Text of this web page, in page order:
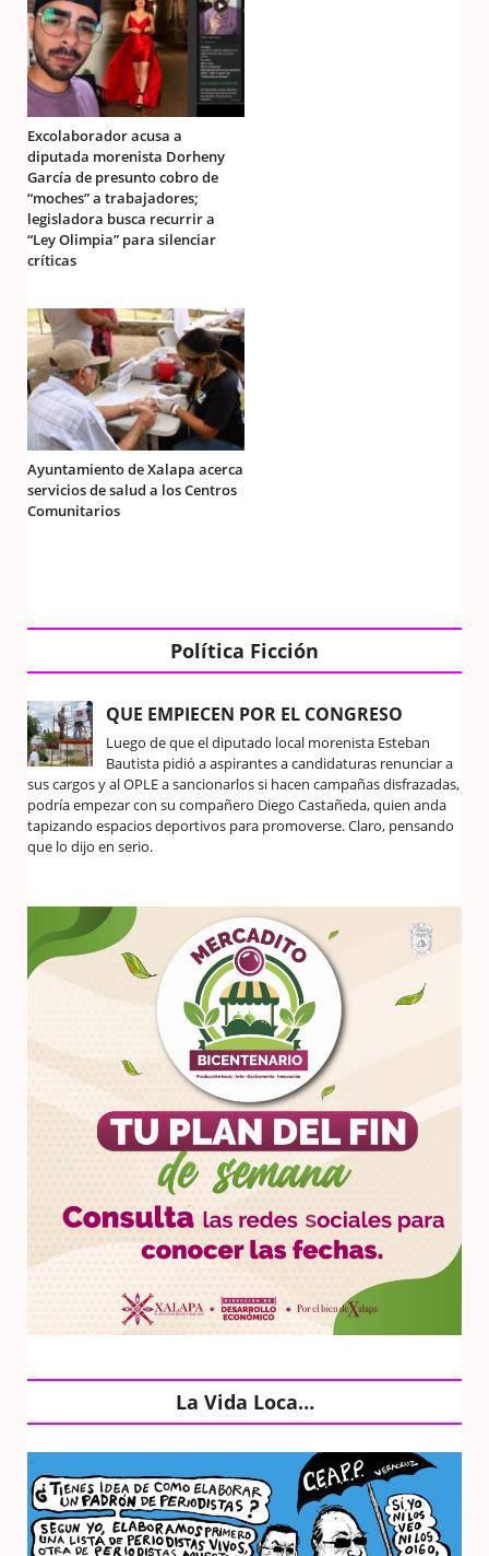
Excolaborador acusa a
diputada morenista Dorheny
García de presunto cobro de
“moches” a trabajadores;
legisladora busca recurrir a
“Ley Olimpia” para silenciar
críticas
Ayuntamiento de Xalapa acerca
servicios de salud a los Centros
Comunitarios
Política Ficción
QUE EMPIECEN POR EL CONGRESO
Luego de que el diputado local morenista Esteban
Bautista pidió a aspirantes a candidaturas renunciar a
sus cargos y al OPLE a sancionarlos si hacen campañas disfrazadas,
podría empezar con su compañero Diego Castañeda, quien anda
tapizando espacios deportivos para promoverse. Claro, pensando
que lo dijo en serio.
La Vida Loca…